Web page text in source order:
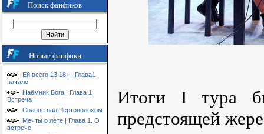
Поиск фанфиков
Новые фанфики
Ей всего 13 18+ | Глава1
начало
Наёмник Бога | Глава 1.
Встреча
Солнце над Чертополохом
Мечты о лете | Глава 1. О
встрече
Итоги I тура
предстоящей